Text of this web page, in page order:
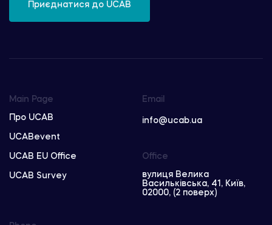
Приєднатися до UCAB
Main Page
Про UCAB
UCABevent
UCAB EU Office
UCAB Survey
Email
info@ucab.ua
Office
вулиця Велика
Васильківська, 41, Київ,
02000, (2 поверх)